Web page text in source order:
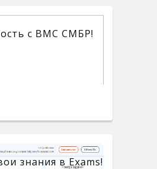
с BMC СМБР!
знания в Exams!